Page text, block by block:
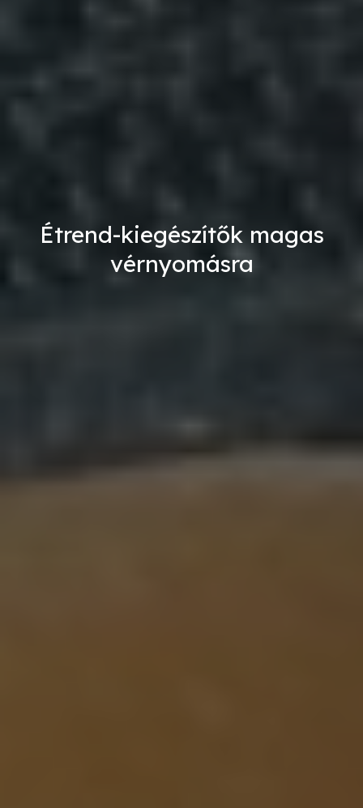
Étrend-kiegészítők magas
vérnyomásra